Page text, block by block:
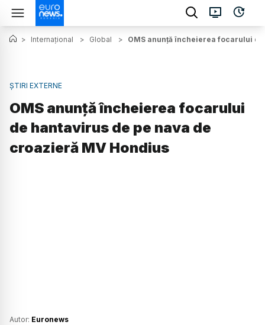
> Internațional > Global > OMS anunță încheierea focarului
ȘTIRI EXTERNE
OMS anunță încheierea focarului
de hantavirus de pe nava de
croazieră MV Hondius
Autor: Euronews